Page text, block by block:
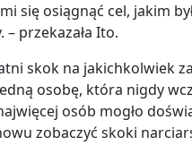
się osiągnąć cel, jakim
przekazała Ito.
skok na jakichkolwiek
osobę, która nigdy
osób mogło
zobaczyć skoki